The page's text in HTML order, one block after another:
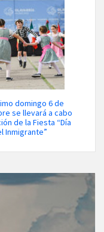
domingo 6 de
se llevará a cabo
de la Fiesta “Día
Inmigrante”